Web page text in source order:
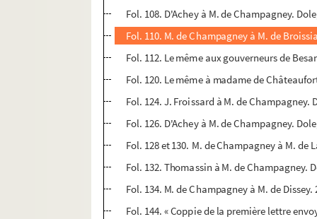
Fol. 108. D'Achey à M. de Champagney.
Fol. 110. M. de Champagney à M. de
Fol. 112. Le même aux gouverneurs de
Fol. 120. Le même à madame de
Fol. 124. J. Froissard à M. de Champagney.
Fol. 126. D'Achey à M. de Champagney.
Fol. 128 et 130. M. de Champagney à M. de
Fol. 132. Thomassin à M. de Champagney.
Fol. 134. M. de Champagney à M. de Dissey.
Fol. 144. « Coppie de la première lettre